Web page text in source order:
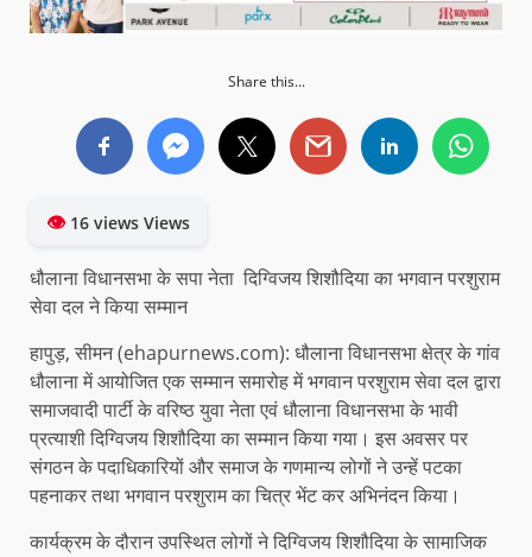
Share this...
👁16 views Views
धौलाना विधानसभा के सपा नेता दिग्विजय शिशौदिया का भगवान परशुराम
सेवा दल ने किया सम्मान
हापुड़, सीमन (ehapurnews.com): धौलाना विधानसभा क्षेत्र के गांव
धौलाना में आयोजित एक सम्मान समारोह में भगवान परशुराम सेवा दल द्वारा
समाजवादी पार्टी के वरिष्ठ युवा नेता एवं धौलाना विधानसभा के भावी
प्रत्याशी दिग्विजय शिशौदिया का सम्मान किया गया। इस अवसर पर
संगठन के पदाधिकारियों और समाज के गणमान्य लोगों ने उन्हें पटका
पहनाकर तथा भगवान परशुराम का चित्र भेंट कर अभिनंदन किया।
कार्यक्रम के दौरान उपस्थित लोगों ने दिग्विजय शिशौदिया के सामाजिक